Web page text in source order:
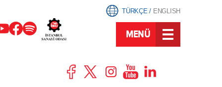
TÜRKÇE/ ENGLISH
MENÜ